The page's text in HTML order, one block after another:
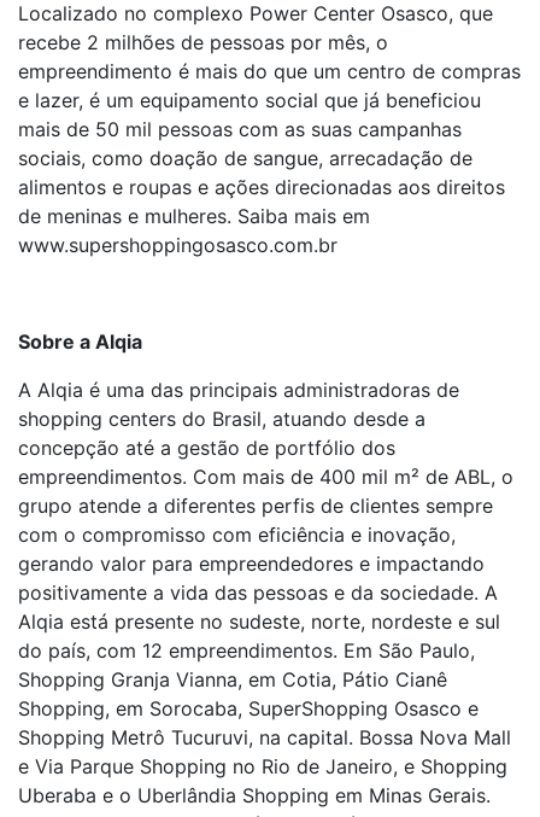
Localizado no complexo Power Center Osasco, que
recebe 2 milhões de pessoas por mês, o
empreendimento é mais do que um centro de compras
e lazer, é um equipamento social que já beneficiou
mais de 50 mil pessoas com as suas campanhas
sociais, como doação de sangue, arrecadação de
alimentos e roupas e ações direcionadas aos direitos
de meninas e mulheres. Saiba mais em
www.supershoppingosasco.com.br
Sobre a Alqia
A Alqia é uma das principais administradoras de
shopping centers do Brasil, atuando desde a
concepção até a gestão de portfólio dos
empreendimentos. Com mais de 400 mil m² de ABL, o
grupo atende a diferentes perfis de clientes sempre
com o compromisso com eficiência e inovação,
gerando valor para empreendedores e impactando
positivamente a vida das pessoas e da sociedade. A
Alqia está presente no sudeste, norte, nordeste e sul
do país, com 12 empreendimentos. Em São Paulo,
Shopping Granja Vianna, em Cotia, Pátio Cianê
Shopping, em Sorocaba, SuperShopping Osasco e
Shopping Metrô Tucuruvi, na capital. Bossa Nova Mall
e Via Parque Shopping no Rio de Janeiro, e Shopping
Uberaba e o Uberlândia Shopping em Minas Gerais.